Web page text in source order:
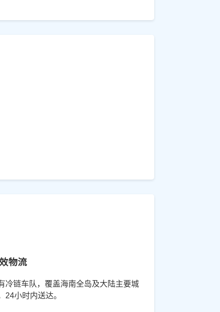
物流
冷链车队，覆盖海南全岛及大陆主要城
24小时内送达。